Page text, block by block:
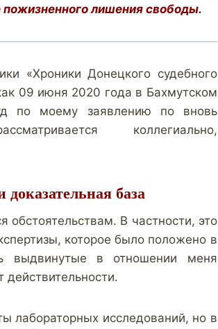
пожизненного лишения свободы.
«Хроники Донецкого судебного
09 июня 2020 года в Бахмутском
по моему заявлению по вновь
коллегиально,
база
В частности, это
которое было положено в
выдвинутые в отношении меня
действительности.
лабораторных исследований, но в